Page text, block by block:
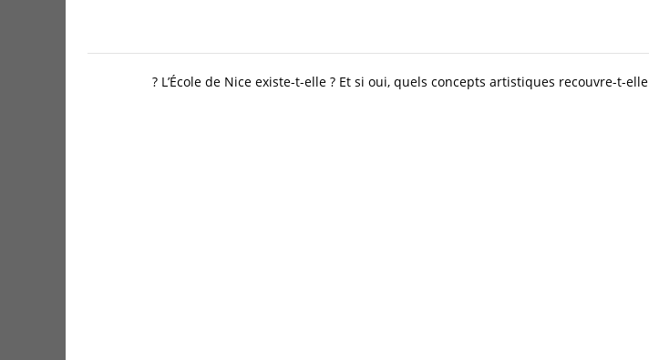
L’École de Nice existe-t-elle ? Et si oui, quels concepts artistiques recouvre-t-elle ?